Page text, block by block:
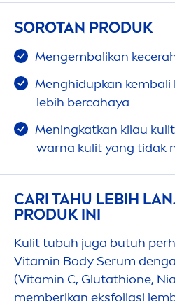
SOROTAN PRODUK
Mengembalikan
Menghidupkan kembali
lebih bercahaya
Meningkatkan kilau
warna kulit yang tidak
CARI TAHU LEBIH
PRODUK INI
Kulit tubuh juga butuh
Vitamin Body Serum
(Vitamin C, Glutathione,
memberikan eksfoliasi